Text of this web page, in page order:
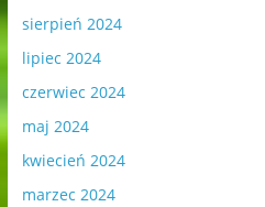
sierpień 2024
lipiec 2024
czerwiec 2024
maj 2024
kwiecień 2024
marzec 2024